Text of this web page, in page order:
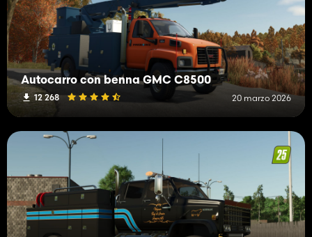
Autocarro con benna GMC C8500
12 268 20 marzo 2026